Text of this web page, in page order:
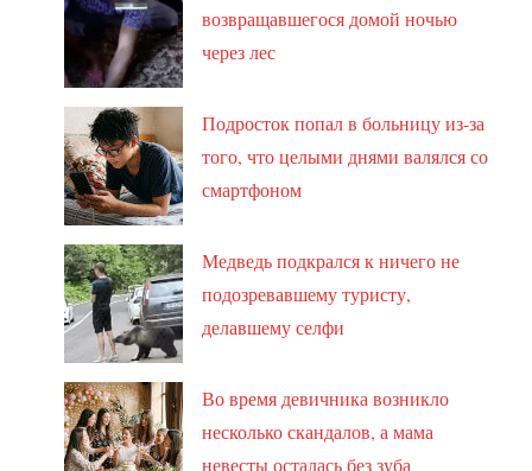
возвращавшегося домой ночью
через лес
Подросток попал в больницу из-за
того, что целыми днями валялся со
смартфоном
Медведь подкрался к ничего не
подозревавшему туристу,
делавшему селфи
Во время девичника возникло
несколько скандалов, а мама
невесты осталась без зуба